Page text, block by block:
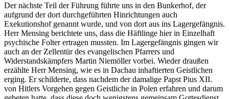
Der nächste Teil der Führung führte uns in den Bunkerhof, der
aufgrund der dort durchgeführten Hinrichtungen auch
Exekutionshof genannt wurde, und von dort aus ins Lagergefängnis.
Herr Mensing berichtete uns, dass die Häftlinge hier in Einzelhaft
psychische Folter ertragen mussten. Im Lagergefängnis gingen wir
auch an der Zellentür des evangelischen Pfarrers und
Widerstandskämpfers Martin Niemöller vorbei. Wieder draußen
erzählte Herr Mensing, wie es in Dachau inhaftierten Geistlichen
erging. Er schilderte, dass nachdem der damalige Papst Pius XII.
von Hitlers Vorgehen gegen Geistliche in Polen erfahren und darum